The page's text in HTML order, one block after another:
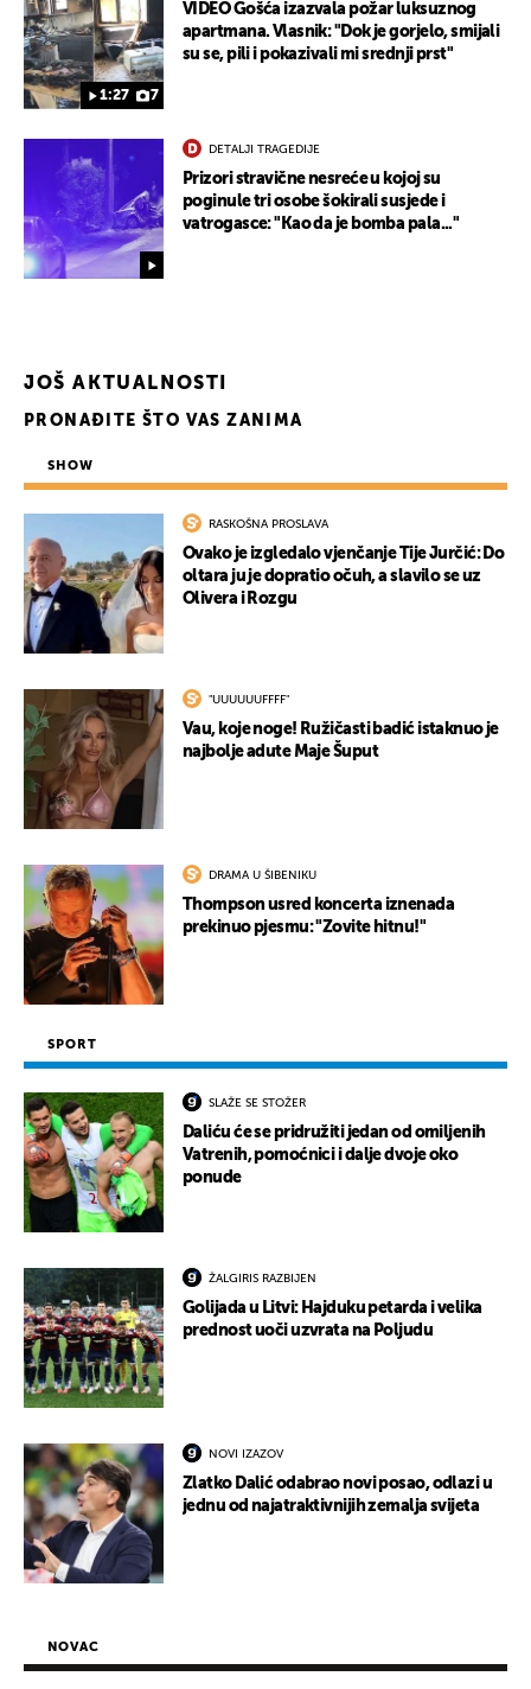
1:27 7
VIDEO Gošća izazvala požar luksuznog
apartmana. Vlasnik: "Dok je gorjelo, smijali
su se, pili i pokazivali mi srednji prst"
DETALJI TRAGEDIJE
Prizori stravične nesreće u kojoj su
poginule tri osobe šokirali susjede i
vatrogasce: "Kao da je bomba pala..."
JOŠ AKTUALNOSTI
PRONAĐITE ŠTO VAS ZANIMA
SHOW
RASKOŠNA PROSLAVA
Ovako je izgledalo vjenčanje Tije Jurčić: Do
oltara ju je dopratio očuh, a slavilo se uz
Olivera i Rozgu
"UUUUUUFFFF"
Vau, koje noge! Ružičasti badić istaknuo je
najbolje adute Maje Šuput
DRAMA U ŠIBENIKU
Thompson usred koncerta iznenada
prekinuo pjesmu: "Zovite hitnu!"
SPORT
SLAŽE SE STOŽER
Daliću će se pridružiti jedan od omiljenih
Vatrenih, pomoćnici i dalje dvoje oko
ponude
ŽALGIRIS RAZBIJEN
Golijada u Litvi: Hajduku petarda i velika
prednost uoči uzvrata na Poljudu
NOVI IZAZOV
Zlatko Dalić odabrao novi posao, odlazi u
jednu od najatraktivnijih zemalja svijeta
NOVAC